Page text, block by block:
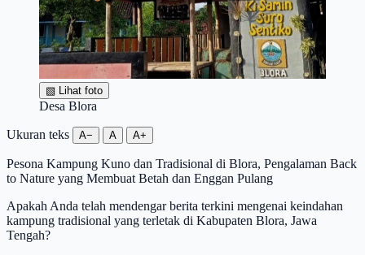
▧ Lihat foto
Desa Blora
Ukuran teks A− A A+
Pesona Kampung Kuno dan Tradisional di Blora, Pengalaman Back
to Nature yang Membuat Betah dan Enggan Pulang
Apakah Anda telah mendengar berita terkini mengenai keindahan
kampung tradisional yang terletak di Kabupaten Blora, Jawa
Tengah?